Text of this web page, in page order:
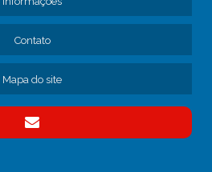
Contato
Mapa do site